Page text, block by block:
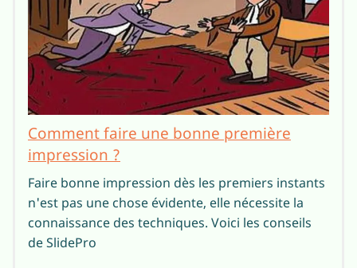
Comment faire une bonne première
impression ?
Faire bonne impression dès les premiers instants
n'est pas une chose évidente, elle nécessite la
connaissance des techniques. Voici les conseils
de SlidePro